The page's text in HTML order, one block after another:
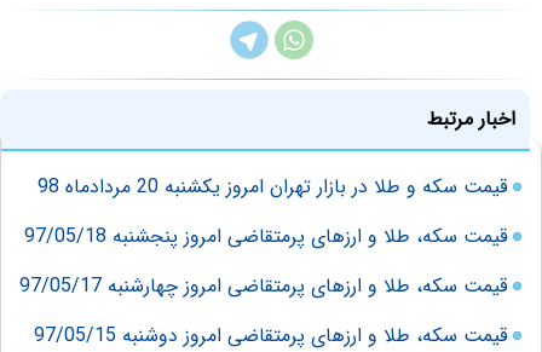
اخبار مرتبط
قیمت سکه و طلا در بازار تهران امروز یکشنبه 20 مردادماه 98
قیمت سکه، طلا و ارزهای پرمتقاضی امروز پنجشنبه 97/05/18
قیمت سکه، طلا و ارزهای پرمتقاضی امروز چهارشنبه 97/05/17
قیمت سکه، طلا و ارزهای پرمتقاضی امروز دوشنبه 97/05/15